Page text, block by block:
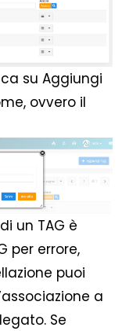
su Aggiungi
ovvero il
un TAG è
per errore,
puoi
a
Se